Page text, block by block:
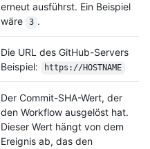
erneut ausführst. Ein Beispiel
wäre
3 .
Die URL des GitHub-Servers
Beispiel:
https://HOSTNAME
Der Commit-SHA-Wert, der
den Workflow ausgelöst hat.
Dieser Wert hängt von dem
Ereignis ab, das den